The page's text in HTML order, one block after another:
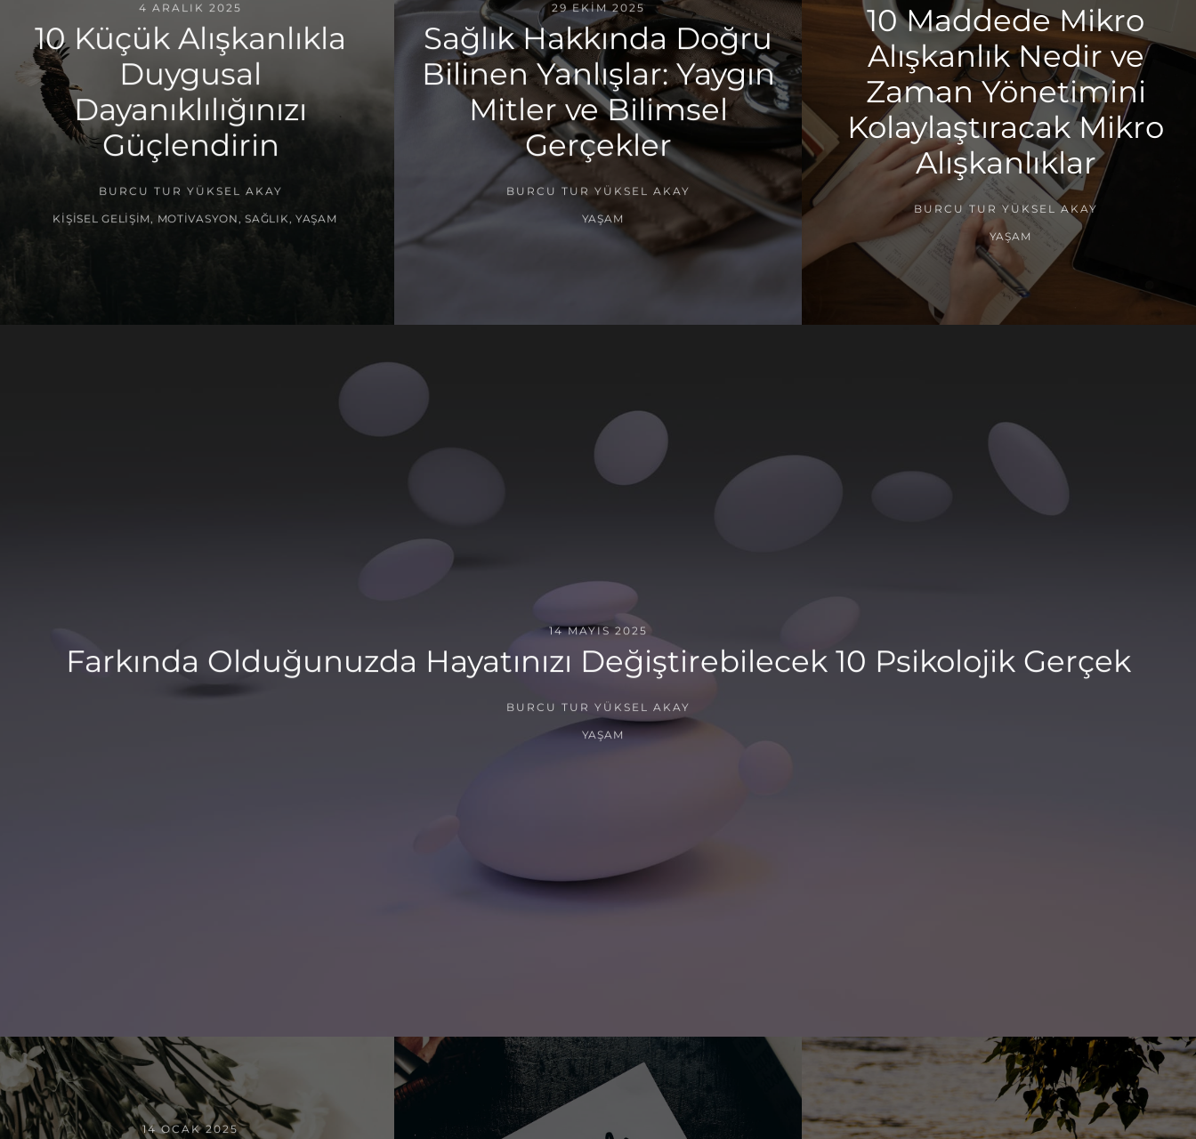
4 ARALIK 2025
10 Küçük Alışkanlıkla
Duygusal
Dayanıklılığınızı
Güçlendirin
BURCU TUR YÜKSEL AKAY
KIŞISEL GELIŞIM MOTIVASYON ,SAĞLIK ,YAŞAM
29 EKIM 2025
Sağlık Hakkında Doğru
Bilinen Yanlışlar: Yaygın
Mitler ve Bilimsel
Gerçekler
BURCU TUR YÜKSEL AKAY
YAŞAM
10 Maddede Mikro
Alışkanlık Nedir ve
Zaman Yönetimini
Kolaylaştıracak Mikro
Alışkanlıklar
BURCU TUR YÜKSEL AKAY
YAŞAM
14 MAYIS 2025
Farkında Olduğunuzda Hayatınızı Değiştirebilecek 10 Psikolojik Gerçek
BURCU TUR YÜKSEL AKAY
YAŞAM
14 OCAK 2025